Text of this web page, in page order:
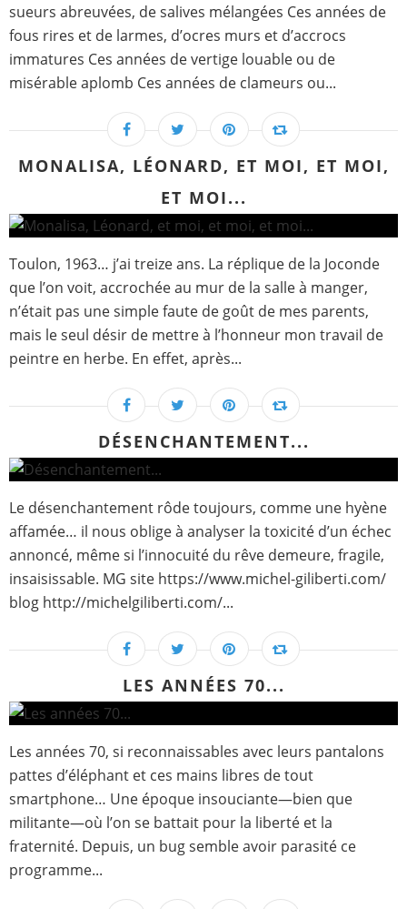
sueurs abreuvées, de salives mélangées Ces années de
fous rires et de larmes, d’ocres murs et d’accrocs
immatures Ces années de vertige louable ou de
misérable aplomb Ces années de clameurs ou...
MONALISA, LÉONARD, ET MOI, ET MOI,
ET MOI...
Toulon, 1963… j’ai treize ans. La réplique de la Joconde
que l’on voit, accrochée au mur de la salle à manger,
n’était pas une simple faute de goût de mes parents,
mais le seul désir de mettre à l’honneur mon travail de
peintre en herbe. En effet, après...
DÉSENCHANTEMENT...
Le désenchantement rôde toujours, comme une hyène
affamée… il nous oblige à analyser la toxicité d’un échec
annoncé, même si l’innocuité du rêve demeure, fragile,
insaisissable. MG site https://www.michel-giliberti.com/
blog http://michelgiliberti.com/...
LES ANNÉES 70...
Les années 70, si reconnaissables avec leurs pantalons
pattes d’éléphant et ces mains libres de tout
smartphone… Une époque insouciante—bien que
militante—où l’on se battait pour la liberté et la
fraternité. Depuis, un bug semble avoir parasité ce
programme...